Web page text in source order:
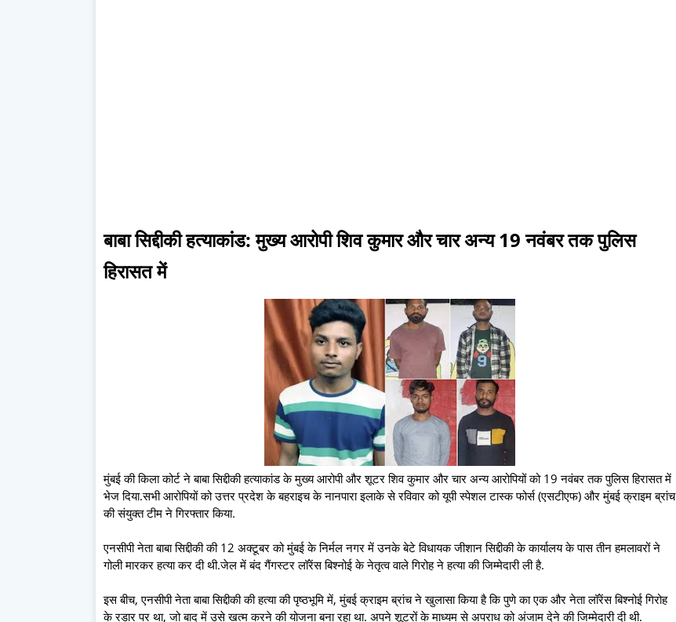
बाबा सिद्दीकी हत्याकांड: मुख्य आरोपी शिव कुमार और चार अन्य 19 नवंबर तक पुलिस
हिरासत में
मुंबई की किला कोर्ट ने बाबा सिद्दीकी हत्याकांड के मुख्य आरोपी और शूटर शिव कुमार और चार अन्य आरोपियों को 19 नवंबर तक पुलिस हिरासत में
भेज दिया.सभी आरोपियों को उत्तर प्रदेश के बहराइच के नानपारा इलाके से रविवार को यूपी स्पेशल टास्क फोर्स (एसटीएफ) और मुंबई क्राइम ब्रांच
की संयुक्त टीम ने गिरफ्तार किया.
एनसीपी नेता बाबा सिद्दीकी की 12 अक्टूबर को मुंबई के निर्मल नगर में उनके बेटे विधायक जीशान सिद्दीकी के कार्यालय के पास तीन हमलावरों ने
गोली मारकर हत्या कर दी थी.जेल में बंद गैंगस्टर लॉरेंस बिश्नोई के नेतृत्व वाले गिरोह ने हत्या की जिम्मेदारी ली है.
इस बीच, एनसीपी नेता बाबा सिद्दीकी की हत्या की पृष्ठभूमि में, मुंबई क्राइम ब्रांच ने खुलासा किया है कि पुणे का एक और नेता लॉरेंस बिश्नोई गिरोह
के रडार पर था, जो बाद में उसे खत्म करने की योजना बना रहा था. अपने शूटरों के माध्यम से अपराध को अंजाम देने की जिम्मेदारी दी थी.